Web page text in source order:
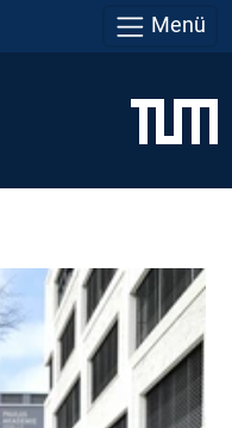
Menü